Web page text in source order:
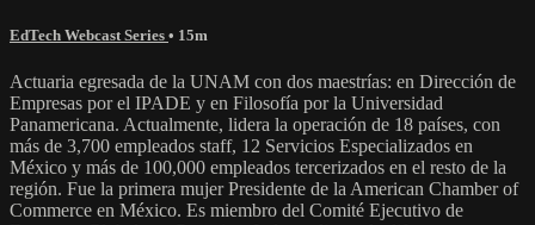
EdTech Webcast Series • 15m
Actuaria egresada de la UNAM con dos maestrías: en Dirección de
Empresas por el IPADE y en Filosofía por la Universidad
Panamericana. Actualmente, lidera la operación de 18 países, con
más de 3,700 empleados staff, 12 Servicios Especializados en
México y más de 100,000 empleados tercerizados en el resto de la
región. Fue la primera mujer Presidente de la American Chamber of
Commerce en México. Es miembro del Comité Ejecutivo de